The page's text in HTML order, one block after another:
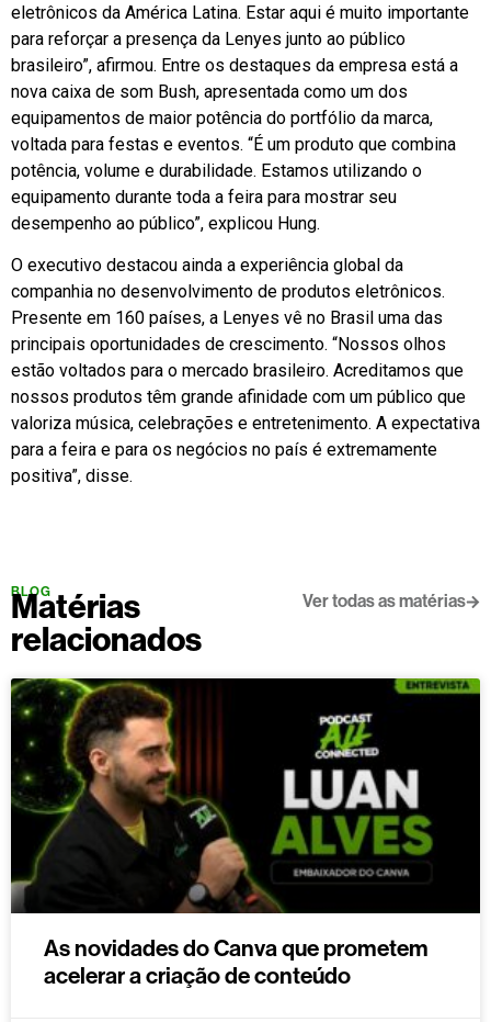
eletrônicos da América Latina. Estar aqui é muito importante
para reforçar a presença da Lenyes junto ao público
brasileiro”, afirmou. Entre os destaques da empresa está a
nova caixa de som Bush, apresentada como um dos
equipamentos de maior potência do portfólio da marca,
voltada para festas e eventos. “É um produto que combina
potência, volume e durabilidade. Estamos utilizando o
equipamento durante toda a feira para mostrar seu
desempenho ao público”, explicou Hung.
O executivo destacou ainda a experiência global da
companhia no desenvolvimento de produtos eletrônicos.
Presente em 160 países, a Lenyes vê no Brasil uma das
principais oportunidades de crescimento. “Nossos olhos
estão voltados para o mercado brasileiro. Acreditamos que
nossos produtos têm grande afinidade com um público que
valoriza música, celebrações e entretenimento. A expectativa
para a feira e para os negócios no país é extremamente
positiva”, disse.
BLOG
Matérias
relacionados
Ver todas as matérias
As novidades do Canva que prometem
acelerar a criação de conteúdo